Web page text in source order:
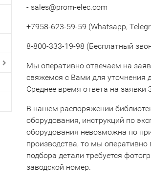
- sales@prom-elec.com
+7958-623-59-59 (Whatsapp,
8-800-333-19-98 (Бесплатный
Мы оперативно отвечаем на
свяжемся с Вами для уточнения
Среднее время ответа на заявки
В нашем распоряжении
оборудования, инструкций по
оборудования невозможна по
производства, то мы
подбора детали требуется
заводской номер.